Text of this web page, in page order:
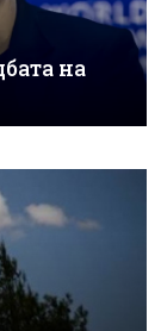
на